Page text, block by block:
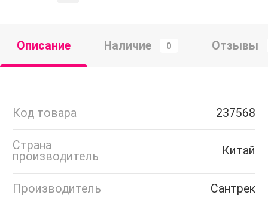
Описание Наличие 0 Отзывы
Код товара 237568
Страна
производитель
Китай
Производитель Сантрек